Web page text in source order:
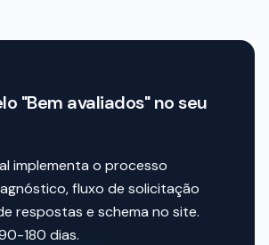
"Bem avaliados" no seu
implementa o processo
fluxo de solicitação
respostas e schema no site.
180 dias.